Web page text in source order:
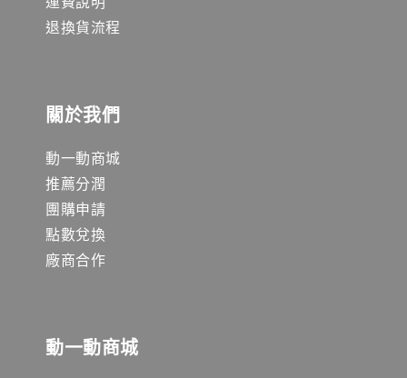
退換貨流程
關於我們
動一動商城
推薦分潤
團購申請
點數兌換
廠商合作
動一動商城